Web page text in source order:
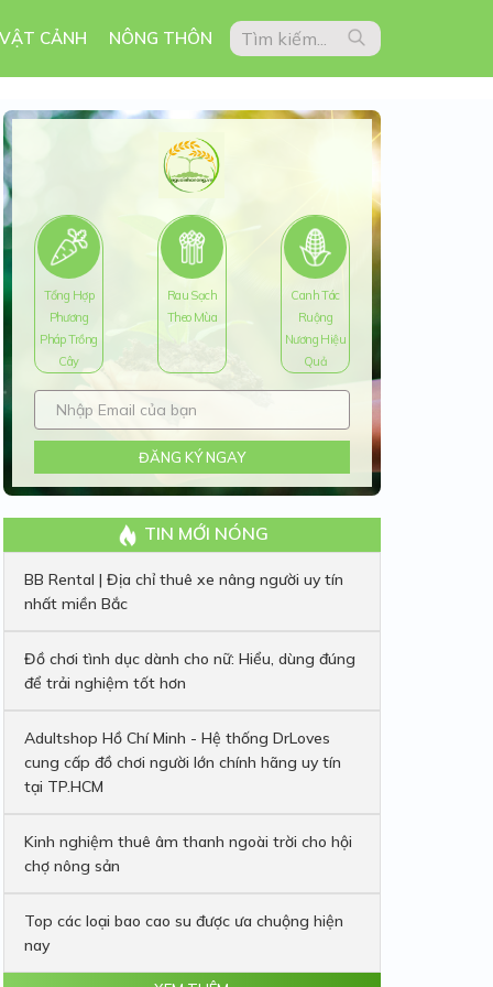
CẢNH NÔNG THÔN
Tổng Hợp
Phương
Pháp Trồng
Cây
Rau Sạch
Theo Mùa
Canh Tác
Ruộng
Nương Hiệu
Quả
ĐĂNG KÝ NGAY
TIN MỚI NÓNG
BB Rental | Địa chỉ thuê xe nâng người uy tín
nhất miền Bắc
Đồ chơi tình dục dành cho nữ: Hiểu, dùng đúng
để trải nghiệm tốt hơn
Adultshop Hồ Chí Minh - Hệ thống DrLoves
cung cấp đồ chơi người lớn chính hãng uy tín
tại TP.HCM
Kinh nghiệm thuê âm thanh ngoài trời cho hội
chợ nông sản
Top các loại bao cao su được ưa chuộng hiện
nay